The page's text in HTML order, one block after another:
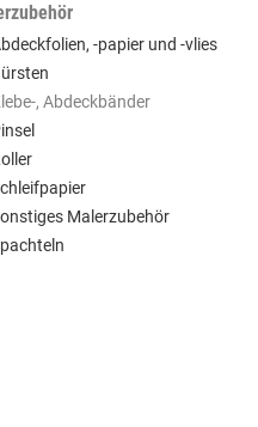
-papier und -vlies
, Abdeckbänder
Malerzubehör